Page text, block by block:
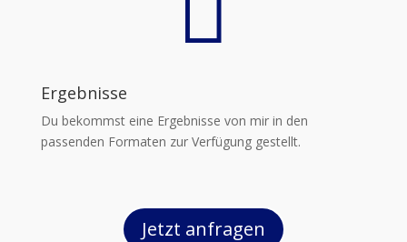
Ergebnisse
Du bekommst eine Ergebnisse von mir in den
passenden Formaten zur Verfügung gestellt.
Jetzt anfragen